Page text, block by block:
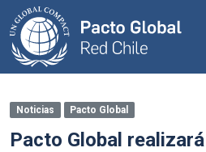
Noticias Pacto Global
Pacto Global